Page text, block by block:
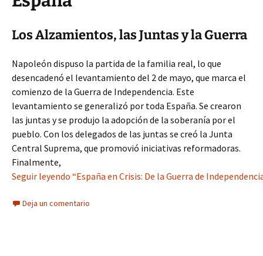
Los Alzamientos, las Juntas y la Guerra
Napoleón dispuso la partida de la familia real, lo que
desencadenó el levantamiento del 2 de mayo, que marca el
comienzo de la Guerra de Independencia. Este
levantamiento se generalizó por toda España. Se crearon
las juntas y se produjo la adopción de la soberanía por el
pueblo. Con los delegados de las juntas se creó la Junta
Central Suprema, que promovió iniciativas reformadoras.
Finalmente,
Seguir leyendo “España en Crisis: De la Guerra de
Deja un comentario